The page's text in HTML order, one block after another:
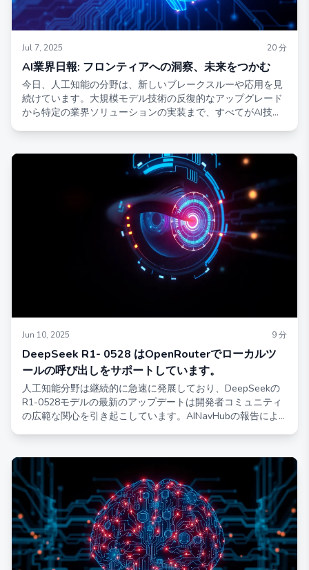
Jul 7, 2025 20分
AI業界日報: フロンティアへの洞察、未来をつかむ
今日、人工知能の分野は、新しいブレークスルーや応用を見
続けています。大規模モデル技術の反復的なアップグレード
から特定の業界ソリューションの実装まで、すべてがAI技術
Jun 10, 2025 9分
DeepSeek R1- 0528 はOpenRouterでローカルツ
ールの呼び出しをサポートしています。
人工知能分野は継続的に急速に発展しており、DeepSeekの
R1-0528モデルの最新のアップデートは開発者コミュニティ
の広範な関心を引き起こしています。AINavHubの報告によ
ており、この重要な改良により開発者はローカルツールをAI
ワークフローにシームレスに統合できるようになりました。
ローカルツールの呼び出しはワークフローの効率を向上させ
ます。DeepSeek R1-05